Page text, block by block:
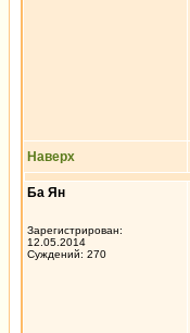
Наверх
Ба Ян
Зарегистрирован:
12.05.2014
Суждений: 270